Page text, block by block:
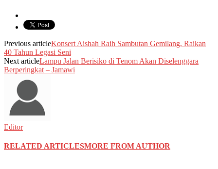
Previous articleKonsert Aishah Raih Sambutan Gemilang, Raikan
40 Tahun Legasi Seni
Next articleLampu Jalan Berisiko di Tenom Akan Diselenggara
Berperingkat – Jamawi
Editor
RELATED ARTICLESMORE FROM AUTHOR